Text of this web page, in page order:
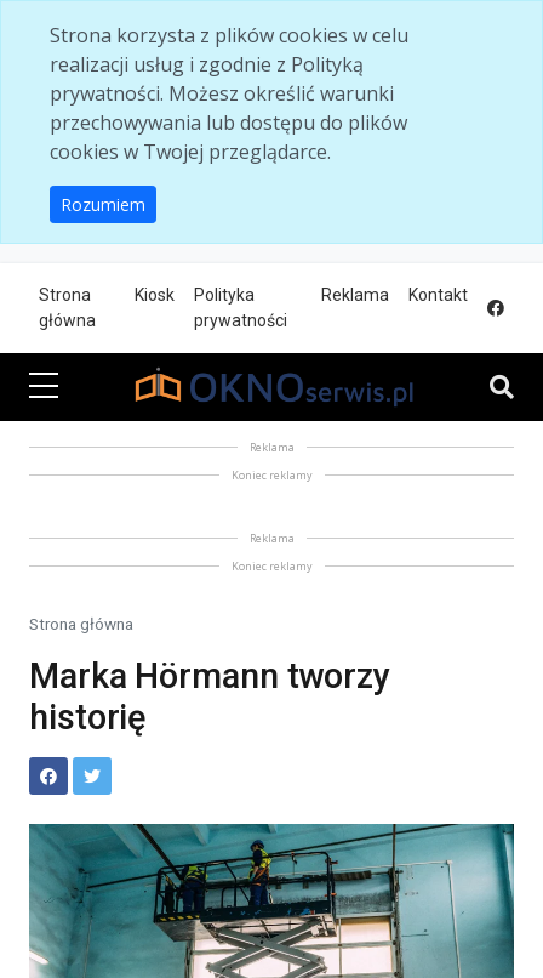
Strona korzysta z plików cookies w celu
realizacji usług i zgodnie z Polityką
prywatności. Możesz określić warunki
przechowywania lub dostępu do plików
cookies w Twojej przeglądarce.
Rozumiem
Strona
główna
Kiosk
Polityka
prywatności
Reklama Kontakt
Reklama
Koniec reklamy
Reklama
Koniec reklamy
Strona główna
Marka Hörmann tworzy
historię